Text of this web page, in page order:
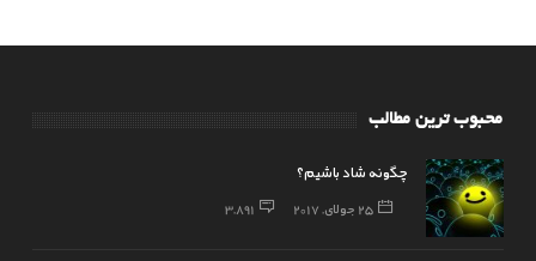
محبوب ترین مطالب
چگونه شاد باشیم؟
25 جولای, 2017 3,891